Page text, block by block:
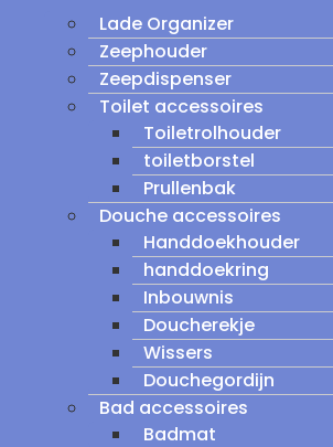
Lade Organizer
Zeephouder
Zeepdispenser
Toilet accessoires
Toiletrolhouder
toiletborstel
Prullenbak
Douche accessoires
Handdoekhouder
handdoekring
Inbouwnis
Doucherekje
Wissers
Douchegordijn
Bad accessoires
Badmat